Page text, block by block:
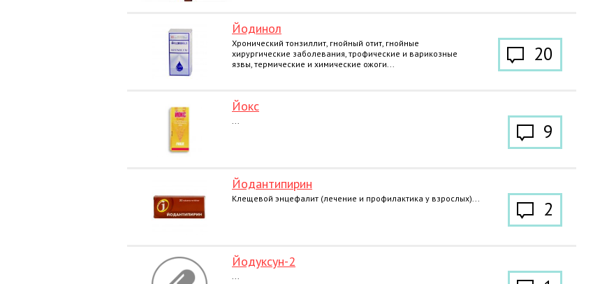
Йодинол
20
Хронический тонзиллит, гнойный отит, гнойные
хирургические заболевания, трофические и варикозные
язвы, термические и химические ожоги...
Йокс
9
...
Йодантипирин
2
Клещевой энцефалит (лечение и профилактика у взрослых)...
Йодуксун-2
...